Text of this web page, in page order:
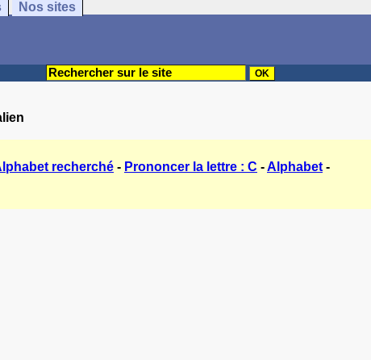
Nos sites
recherché - Prononcer la lettre : C -Alphabet -